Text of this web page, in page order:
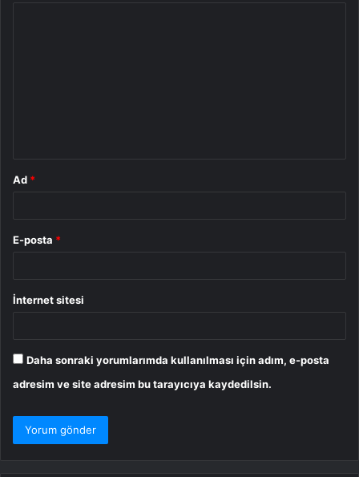
Ad *
E-posta *
İnternet sitesi
Daha sonraki yorumlarımda kullanılması için adım, e-posta
adresim ve site adresim bu tarayıcıya kaydedilsin.